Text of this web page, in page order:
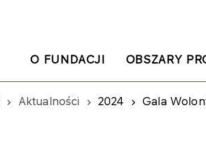
O FUNDACJI OBSZARY
Aktualności 2024 Gala